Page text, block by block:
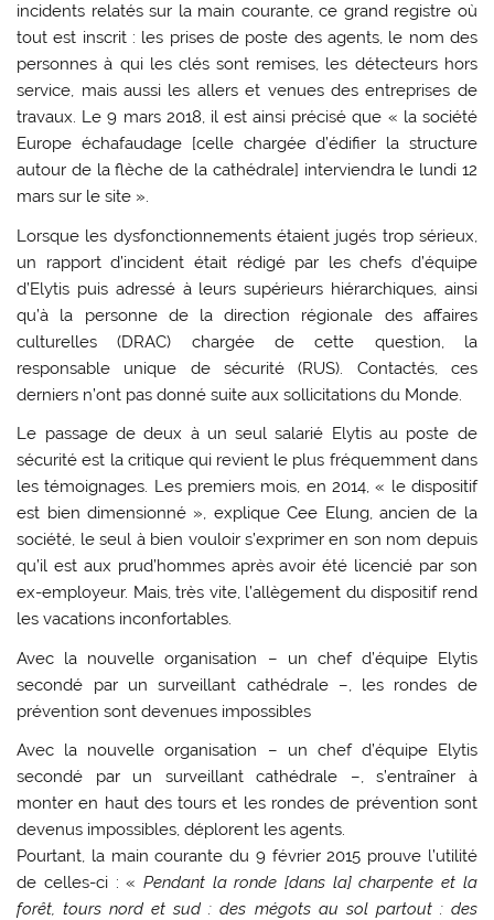
incidents relatés sur la main courante, ce grand registre où
tout est inscrit : les prises de poste des agents, le nom des
personnes à qui les clés sont remises, les détecteurs hors
service, mais aussi les allers et venues des entreprises de
travaux. Le 9 mars 2018, il est ainsi précisé que « la société
Europe échafaudage [celle chargée d’édifier la structure
autour de la flèche de la cathédrale] interviendra le lundi 12
mars sur le site ».
Lorsque les dysfonctionnements étaient jugés trop sérieux,
un rapport d’incident était rédigé par les chefs d’équipe
d’Elytis puis adressé à leurs supérieurs hiérarchiques, ainsi
qu’à la personne de la direction régionale des affaires
culturelles (DRAC) chargée de cette question, la
responsable unique de sécurité (RUS). Contactés, ces
derniers n’ont pas donné suite aux sollicitations du Monde.
Le passage de deux à un seul salarié Elytis au poste de
sécurité est la critique qui revient le plus fréquemment dans
les témoignages. Les premiers mois, en 2014, « le dispositif
est bien dimensionné », explique Cee Elung, ancien de la
société, le seul à bien vouloir s’exprimer en son nom depuis
qu’il est aux prud’hommes après avoir été licencié par son
ex-employeur. Mais, très vite, l’allègement du dispositif rend
les vacations inconfortables.
Avec la nouvelle organisation – un chef d’équipe Elytis
secondé par un surveillant cathédrale –, les rondes de
prévention sont devenues impossibles
Avec la nouvelle organisation – un chef d’équipe Elytis
secondé par un surveillant cathédrale –, s’entraîner à
monter en haut des tours et les rondes de prévention sont
devenus impossibles, déplorent les agents.
Pourtant, la main courante du 9 février 2015 prouve l’utilité
de celles-ci : « Pendant la ronde [dans la] charpente et la
forêt, tours nord et sud : des mégots au sol partout : des